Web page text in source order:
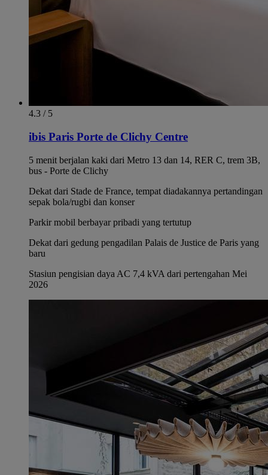
4.3 / 5
ibis Paris Porte de Clichy Centre
5 menit berjalan kaki dari Metro 13 dan 14, RER C, trem 3B,
bus - Porte de Clichy
Dekat dari Stade de France, tempat diadakannya pertandingan
sepak bola/rugbi dan konser
Parkir mobil berbayar pribadi yang tertutup
Dekat dari gedung pengadilan Palais de Justice de Paris yang
baru
Stasiun pengisian daya AC 7,4 kVA dari pertengahan Mei
2026